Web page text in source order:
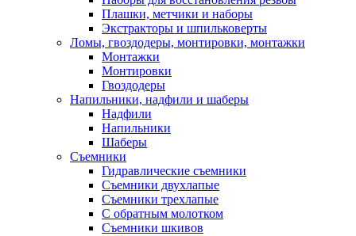
Плашки, метчики и наборы
Экстракторы и шпильковерты
Ломы, гвоздодеры, монтировки, монтажки
Монтажки
Монтировки
Гвоздодеры
Напильники, надфили и шаберы
Надфили
Напильники
Шаберы
Съемники
Гидравлические съемники
Съемники двухлапые
Съемники трехлапые
С обратным молотком
Съемники шкивов